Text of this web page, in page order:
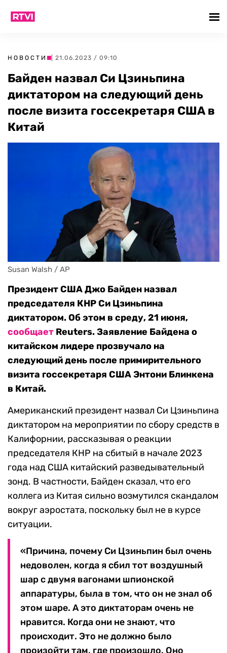
НОВОСТИ | 21.06.2023 / 09:10
Байден назвал Си Цзиньпина
диктатором на следующий день
после визита госсекретаря США в
Китай
Susan Walsh / AP
Президент США Джо Байден назвал
председателя КНР Си Цзиньпина
диктатором. Об этом в среду, 21 июня,
сообщает Reuters. Заявление Байдена о
китайском лидере прозвучало на
следующий день после примирительного
визита госсекретаря США Энтони Блинкена
в Китай.
Американский президент назвал Си Цзиньпина
диктатором на мероприятии по сбору средств в
Калифорнии, рассказывая о реакции
председателя КНР на сбитый в начале 2023
года над США китайский разведывательный
зонд. В частности, Байден сказал, что его
коллега из Китая сильно возмутился скандалом
вокруг аэростата, поскольку был не в курсе
ситуации.
«Причина, почему Си Цзиньпин был очень
недоволен, когда я сбил тот воздушный
шар с двумя вагонами шпионской
аппаратуры, была в том, что он не знал об
этом шаре. А это диктаторам очень не
нравится. Когда они не знают, что
происходит. Это не должно было
произойти там, где произошло. Оно